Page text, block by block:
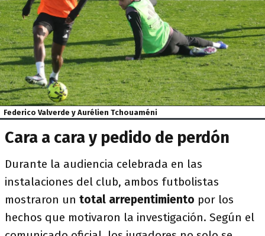
Federico Valverde y Aurélien Tchouaméni
Cara a cara y pedido de perdón
Durante la audiencia celebrada en las
instalaciones del club, ambos futbolistas
mostraron un total arrepentimiento por los
hechos que motivaron la investigación. Según el